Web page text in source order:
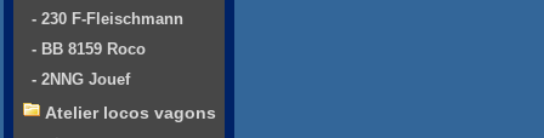
- 230 F-Fleischmann
- BB 8159 Roco
- 2NNG Jouef
Atelier locos vagons